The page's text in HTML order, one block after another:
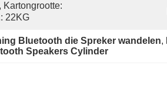
Kartongrootte:
22KG
Bluetooth die Spreker wandelen,
Speakers Cylinder